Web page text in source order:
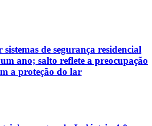
de segurança residencial
ano; salto reflete a preocupação
a proteção do lar